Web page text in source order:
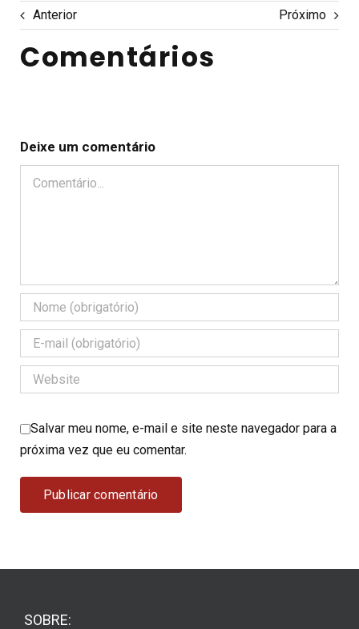
Anterior Próximo
Comentários
Deixe um comentário
Comentário
Salvar meu nome, e-mail e site neste navegador para a
próxima vez que eu comentar.
SOBRE: